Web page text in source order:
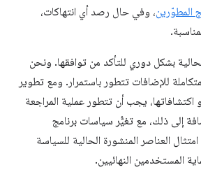
المطوّرين، وفي حال رصد أي انتهاكات،
بشكل دوري للتأكد من توافقها. ونحن
للإضافات تتطور باستمرار. ومع تطوير
اكتشافاتها، يجب أن تتطور عملية المراجعة
إلى ذلك، مع تغيُّر سياسات برنامج
العناصر المنشورة الحالية للسياسة
المستخدمين النهائيين.